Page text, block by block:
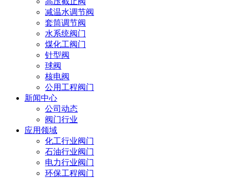
减温水调节阀
套筒调节阀
水系统阀门
煤化工阀门
针型阀
球阀
核电阀
公用工程阀门
新闻中心
公司动态
阀门行业
应用领域
化工行业阀门
石油行业阀门
电力行业阀门
环保工程阀门